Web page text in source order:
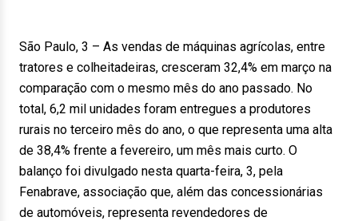
São Paulo, 3 – As vendas de máquinas agrícolas, entre
tratores e colheitadeiras, cresceram 32,4% em março na
comparação com o mesmo mês do ano passado. No
total, 6,2 mil unidades foram entregues a produtores
rurais no terceiro mês do ano, o que representa uma alta
de 38,4% frente a fevereiro, um mês mais curto. O
balanço foi divulgado nesta quarta-feira, 3, pela
Fenabrave, associação que, além das concessionárias
de automóveis, representa revendedores de